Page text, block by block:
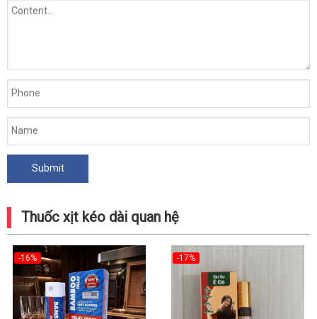
Thuốc xịt kéo dài quan hệ
-16% -17%